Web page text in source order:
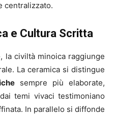
centralizzato.
e Cultura Scritta
la civiltà minoica raggiunge
La ceramica si distingue
sempre più elaborate,
temi vivaci testimoniano
In parallelo si diffonde